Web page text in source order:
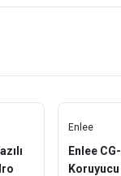
Enlee
Enlee
Koruyucu